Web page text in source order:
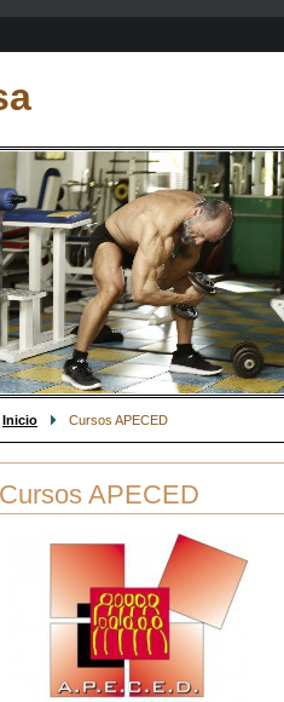
Inicio Cursos APECED
Cursos APECED